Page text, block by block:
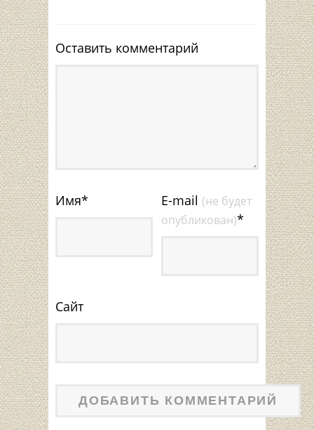
Оставить комментарий
Имя* E-mail (не будет
опубликован)*
Сайт